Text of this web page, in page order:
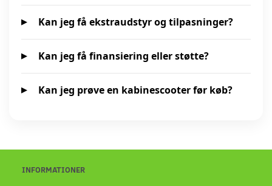
Kan jeg få ekstraudstyr og tilpasninger?
Kan jeg få finansiering eller støtte?
Kan jeg prøve en kabinescooter før køb?
INFORMATIONER